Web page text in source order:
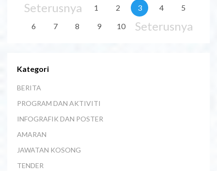
Seterusnya 1 2 3 4
5
6
7 8 9 10 Seterusnya
Kategori
BERITA
PROGRAM DAN AKTIVITI
INFOGRAFIK DAN POSTER
AMARAN
JAWATAN KOSONG
TENDER